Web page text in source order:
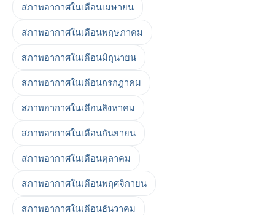
สภาพอากาศในเดือนเมษายน
สภาพอากาศในเดือนพฤษภาคม
สภาพอากาศในเดือนมิถุนายน
สภาพอากาศในเดือนกรกฎาคม
สภาพอากาศในเดือนสิงหาคม
สภาพอากาศในเดือนกันยายน
สภาพอากาศในเดือนตุลาคม
สภาพอากาศในเดือนพฤศจิกายน
สภาพอากาศในเดือนธันวาคม